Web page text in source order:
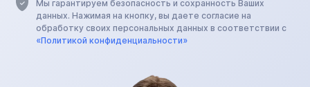
Мы гарантируем безопасность и сохранность Ваших
данных. Нажимая на кнопку, вы даете согласие на
обработку своих персональных данных в соответствии с
«Политикой конфиденциальности»